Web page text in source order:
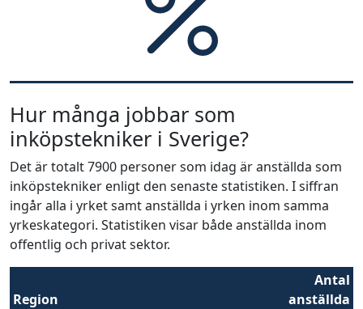
Hur många jobbar som
inköpstekniker i Sverige?
Det är totalt 7900 personer som idag är anställda som
inköpstekniker enligt den senaste statistiken. I siffran
ingår alla i yrket samt anställda i yrken inom samma
yrkeskategori. Statistiken visar både anställda inom
offentlig och privat sektor.
Region
Antal
anställda